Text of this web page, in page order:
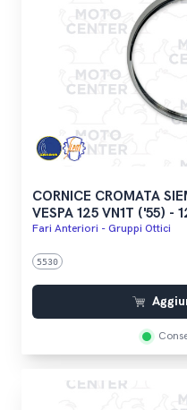
CORNICE CROMATA
VESPA 125 VN1T ('55) -
Fari Anteriori - Gruppi Ottici
5530